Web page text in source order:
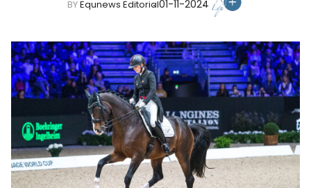
BYEqunews Editorial01-11-2024